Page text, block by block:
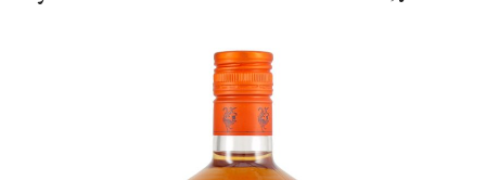
Bildergalerie überspringen